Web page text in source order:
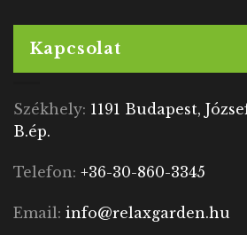
Kapcsolat
Székhely: 1191 Budapest,
B.ép.
Telefon: +36-30-860-3345
Email: info@relaxgarden.hu